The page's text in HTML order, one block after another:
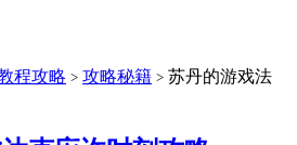
程攻略 > 攻略秘籍 > 苏丹的游戏法